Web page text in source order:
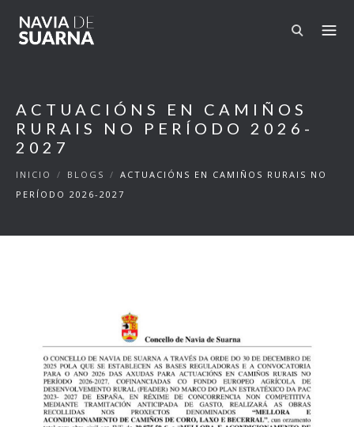
ACTUACIÓNS EN CAMIÑOS
RURAIS NO PERÍODO 2026-
2027
INICIO / BLOGS / ACTUACIÓNS EN CAMIÑOS RURAIS NO
PERÍODO 2026-2027